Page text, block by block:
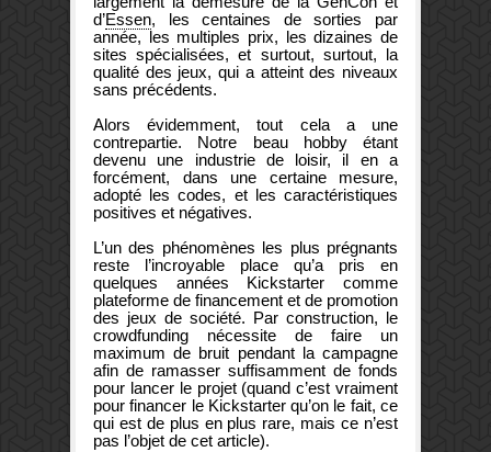
d’Essen, les centaines de sorties par
année, les multiples prix, les dizaines de
sites spécialisées, et surtout, surtout, la
qualité des jeux, qui a atteint des niveaux
sans précédents.
Alors évidemment, tout cela a une
contrepartie. Notre beau hobby étant
devenu une industrie de loisir, il en a
forcément, dans une certaine mesure,
adopté les codes, et les caractéristiques
positives et négatives.
L’un des phénomènes les plus prégnants
reste l’incroyable place qu’a pris en
quelques années Kickstarter comme
plateforme de financement et de promotion
des jeux de société. Par construction, le
crowdfunding nécessite de faire un
maximum de bruit pendant la campagne
afin de ramasser suffisamment de fonds
pour lancer le projet (quand c’est vraiment
pour financer le Kickstarter qu’on le fait, ce
qui est de plus en plus rare, mais ce n’est
pas l’objet de cet article).